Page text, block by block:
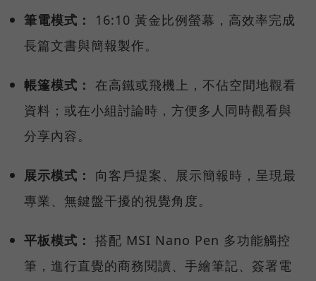
筆電模式：
16:10 黃金比例螢幕，高效率完成
長篇文書與簡報製作。
帳篷模式： 在高鐵或飛機上，不佔空間地觀看
資料；或在小組討論時，方便多人同時觀看與
分享內容。
展示模式：
向客戶提案、展示簡報時，呈現最
專業、無鍵盤干擾的視覺角度。
平板模式： 搭配 MSI Nano Pen 多功能觸控
筆，進行直覺的商務閱讀、手繪筆記、簽署電